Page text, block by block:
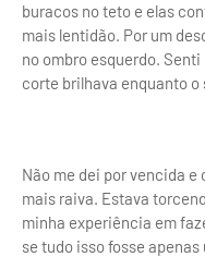
buracos no teto e elas
mais lentidão. Por um
no ombro esquerdo.
corte brilhava enquanto
Não me dei por vencida
mais raiva. Estava
minha experiência em
se tudo isso fosse